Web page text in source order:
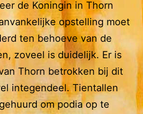
de Koningin in Thorn
opstelling moet
ten behoeve van de
zoveel is duidelijk. Er is
Thorn betrokken bij dit
integendeel. Tientallen
om podia op te